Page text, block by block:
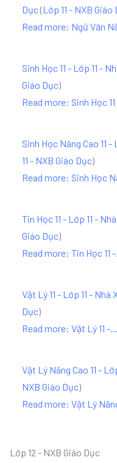
Dục(Lớp 11 - NXB Giáo
Read more: Ngữ Văn
Sinh Học 11 - Lớp 11 -
Giáo Dục)
Read more: Sinh Học
Sinh Học Nâng Cao 11
11 - NXB Giáo Dục)
Read more: Sinh Học
Tin Học 11 - Lớp 11 -
Giáo Dục)
Read more: Tin Học 11
Vật Lý 11 - Lớp 11 -
Dục)
Read more: Vật Lý 11 -...
Vật Lý Nâng Cao 11 -
NXB Giáo Dục)
Read more: Vật Lý
Lớp 12 - NXB Giáo Dục